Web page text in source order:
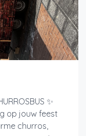
✨
op jouw feest
churros,